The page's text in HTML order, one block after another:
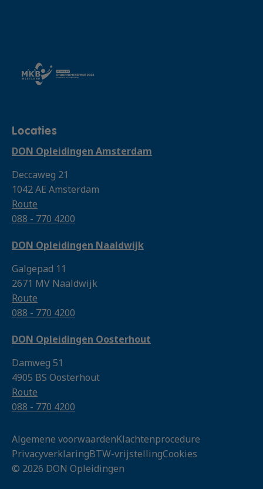
Locaties
DON Opleidingen Amsterdam
Deccaweg 21
1042 AE Amsterdam
Route
088 - 770 4200
DON Opleidingen Naaldwijk
Galgepad 11
2671 MV Naaldwijk
Route
088 - 770 4200
DON Opleidingen Oosterhout
Damweg 51
4905 BS Oosterhout
Route
088 - 770 4200
© 2026 DON Opleidingen
Algemene voorwaardenKlachtenprocedure
PrivacyverklaringBTW-vrijstellingCookies